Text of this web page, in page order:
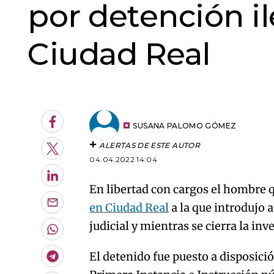
por detención
Ciudad Real
Facebook
Twitter
LinkedIn
Enviar
por
Email
Whatsapp
Telegram
SUSANA PALOMO GÓMEZ
ALERTAS DE ESTE AUTOR
04.04.2022 14:04
En libertad con cargos el hombre
en Ciudad Reala la que introdujo
judicial y mientras se cierra la
El detenido fue puesto a